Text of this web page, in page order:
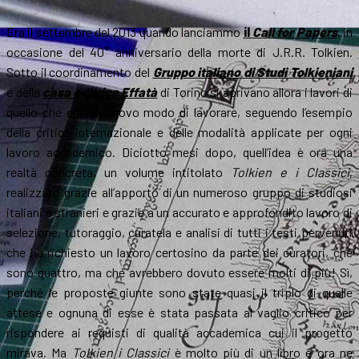
Era il settembre del 2013 quando lanciammoil Call for Papers, in
occasione del 40° anniversario della morte di J.R.R. Tolkien.
Sotto il coordinamento del Gruppo italiano di Studi Tolkieniani
e della casa editrice Effatàdi Torino si aprivano allora i lavori di
quello che era un nuovo modo di lavorare, seguendo l’esempio
della critica internazionale e delle modalità applicate per ogni
lavoro accademico. Diciotto mesi dopo, quell’idea è ora una
realtà concreta, un volume intitolato
Tolkien e i Classici,
realizzato grazie all’apporto di un numeroso gruppo di studiosi
italiani e stranieri e grazie a un accurato e approfondito lavoro di
selezione, tutoraggio, curatela e analisi di tutti i testi pervenuti
che ha richiesto un lavoro certosino da parte dei curatori, che
sono quattro, ma che avrebbero dovuto essere molti di più! Sì,
perché le proposte giunte sono state quasi il triplo di quelle
attese e ognuna di esse è stata passata al vaglio critico per
rispondere ai requisti di qualità accademica cui il progetto
mirava. Ma Tolkien i Classiciè molto più di un libro e ora ne